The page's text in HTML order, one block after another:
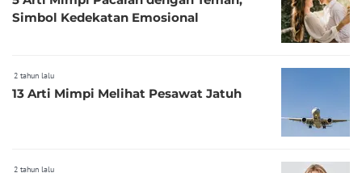
Simbol Kedekatan Emosional
2 tahun lalu
13 Arti Mimpi Melihat Pesawat Jatuh
2 tahun lalu